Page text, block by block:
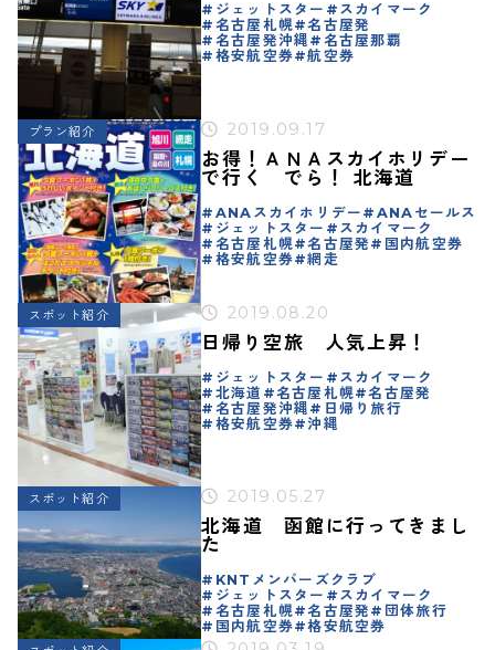
ジェットスター
スカイマーク
名古屋札幌
名古屋発
名古屋発沖縄
名古屋那覇
格安航空券
航空券
プラン紹介 2019.09.17
お得！ＡＮＡスカイホリデー
で行く でら！ 北海道
ANAスカイホリデー
ANAセールス
ジェットスター
スカイマーク
名古屋札幌
名古屋発
国内航空券
格安航空券
網走
スポット紹介 2019.08.20
日帰り空旅 人気上昇！
ジェットスター
スカイマーク
北海道
名古屋札幌
名古屋発
名古屋発沖縄
日帰り旅行
格安航空券
沖縄
スポット紹介 2019.05.27
北海道 函館に行ってきまし
た
KNTメンバーズクラブ
ジェットスター
スカイマーク
名古屋札幌
名古屋発
団体旅行
国内航空券
格安航空券